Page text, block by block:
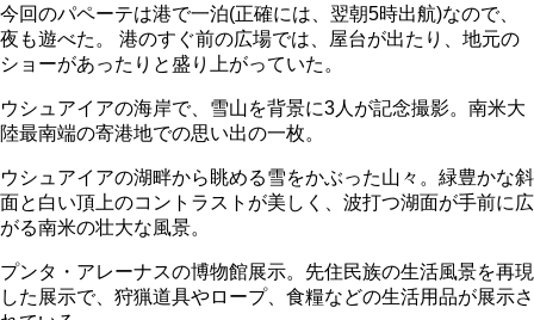
今回のパペーテは港で一泊(正確には、翌朝5時出航)なので、
夜も遊べた。 港のすぐ前の広場では、屋台が出たり、地元の
ショーがあったりと盛り上がっていた。
ウシュアイアの海岸で、雪山を背景に3人が記念撮影。南米大
陸最南端の寄港地での思い出の一枚。
ウシュアイアの湖畔から眺める雪をかぶった山々。緑豊かな斜
面と白い頂上のコントラストが美しく、波打つ湖面が手前に広
がる南米の壮大な風景。
プンタ・アレーナスの博物館展示。先住民族の生活風景を再現
した展示で、狩猟道具やロープ、食糧などの生活用品が展示さ